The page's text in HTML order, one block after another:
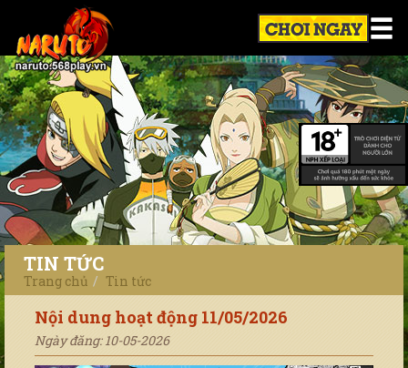
TIN TỨC
Trang chủ Tin tức
Nội dung hoạt động 11/05/2026
Ngày đăng: 10-05-2026